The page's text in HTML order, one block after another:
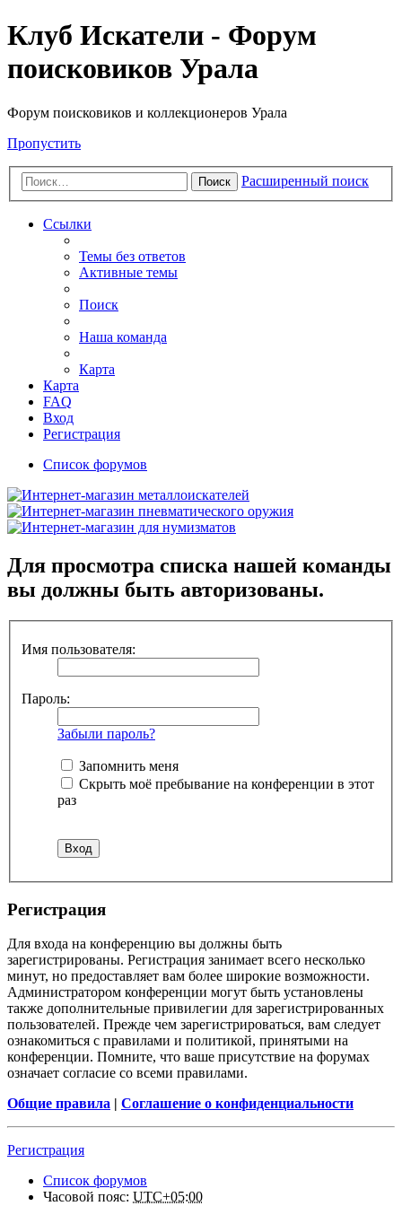
Клуб Искатели - Форум
поисковиков Урала
Форум поисковиков и коллекционеров Урала
Пропустить
Поиск Расширенный поиск
Ссылки
Темы без ответов
Активные темы
Поиск
Наша команда
Карта
Карта
FAQ
Вход
Регистрация
Список форумов
Для просмотра списка нашей команды
вы должны быть авторизованы.
Имя пользователя:
Пароль:
Забыли пароль?
Запомнить меня
Скрыть моё пребывание на конференции в этот
раз
Регистрация
Для входа на конференцию вы должны быть
зарегистрированы. Регистрация занимает всего несколько
минут, но предоставляет вам более широкие возможности.
Администратором конференции могут быть установлены
также дополнительные привилегии для зарегистрированных
пользователей. Прежде чем зарегистрироваться, вам следует
ознакомиться с правилами и политикой, принятыми на
конференции. Помните, что ваше присутствие на форумах
означает согласие со всеми правилами.
Общие правила | Соглашение о конфиденциальности
Регистрация
Список форумов
Часовой пояс: UTC+05:00